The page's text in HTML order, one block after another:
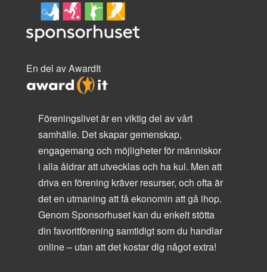
En del av AwardIt
Föreningslivet är en viktig del av vårt
samhälle. Det skapar gemenskap,
engagemang och möjligheter för människor
i alla åldrar att utvecklas och ha kul. Men att
driva en förening kräver resurser, och ofta är
det en utmaning att få ekonomin att gå ihop.
Genom Sponsorhuset kan du enkelt stötta
din favoritförening samtidigt som du handlar
online – utan att det kostar dig något extra!